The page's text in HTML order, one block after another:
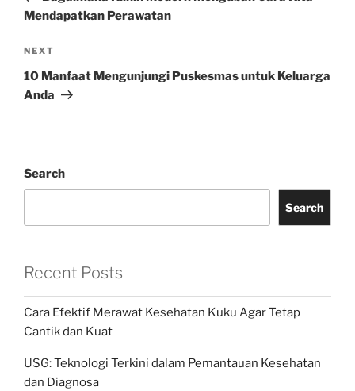
Mendapatkan Perawatan
Next
Post
NEXT
10 Manfaat Mengunjungi Puskesmas untuk Keluarga
Anda
Search
Search
Recent Posts
Cara Efektif Merawat Kesehatan Kuku Agar Tetap
Cantik dan Kuat
USG: Teknologi Terkini dalam Pemantauan Kesehatan
dan Diagnosa